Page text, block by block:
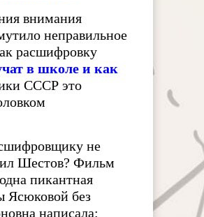
внимания
неправильное
расшифровку
в школе и как
СССР это
не
Шестов? Фильм
пикантная
Ясюковой без
написала: